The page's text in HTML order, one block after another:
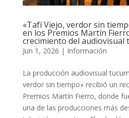
«Tafí Viejo, verdor sin
en los Premios Martín
crecimiento del audiovisual
Jun 1, 2026 | Información
La producción audiovisual
verdor sin tiempo» recibió un
Premios Martín Fierro, donde
una de las producciones más